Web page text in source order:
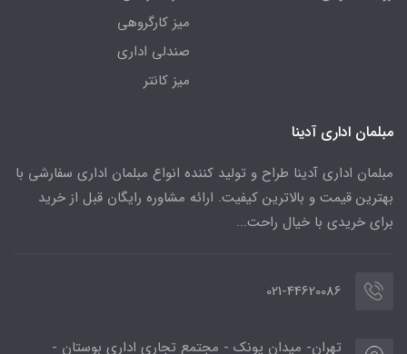
میز کارگروهی
صندلی اداری
میز کانتر
مبلمان اداری آدینا
مبلمان اداری آدینا طراح و تولید کننده انواع مبلمان اداری سفارشی با
بهترین قیمت و بالاترین کیفیت. ارائه مشاوره رایگان قبل از خرید
برای خریدی با خیال راحت...
021-44620086
تهران- میدان پونک - مجتمع تجاری اداری بوستان -